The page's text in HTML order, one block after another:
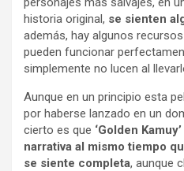
historia original, se sienten
además, hay algunos
pueden funcionar
simplemente no lucen al
Aunque en un principio esta
por haberse lanzado en un
cierto es que ‘Golden
narrativa al mismo tiempo
se siente completa, aunque